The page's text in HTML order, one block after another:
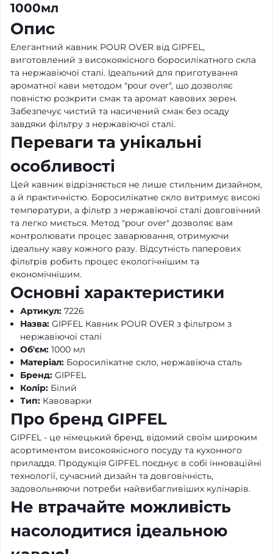
1000мл
Опис
Елегантний кавник POUR OVER від GIPFEL,
виготовлений з високоякісного боросилікатного скла
та нержавіючої сталі. Ідеальний для приготування
ароматної кави методом "pour over", що дозволяє
повністю розкрити смак та аромат кавових зерен.
Забезпечує чистий та насичений смак без осаду
завдяки фільтру з нержавіючої сталі.
Переваги та унікальні
особливості
Цей кавник відрізняється не лише стильним дизайном,
а й практичністю. Боросилікатне скло витримує високі
температури, а фільтр з нержавіючої сталі довговічний
та легко миється. Метод "pour over" дозволяє вам
контролювати процес заварювання, отримуючи
ідеальну каву кожного разу. Відсутність паперових
фільтрів робить процес екологічнішим та
економічнішим.
Основні характеристики
Артикул: 7226
Назва: GIPFEL Кавник POUR OVER з фільтром з
нержавіючої сталі
Об'єм: 1000 мл
Матеріал: Боросилікатне скло, нержавіюча сталь
Бренд: GIPFEL
Колір: Білий
Тип: Кавоварки
Про бренд GIPFEL
GIPFEL - це німецький бренд, відомий своїм широким
асортиментом високоякісного посуду та кухонного
приладдя. Продукція GIPFEL поєднує в собі інноваційні
технології, сучасний дизайн та довговічність,
задовольняючи потреби найвибагливіших кулінарів.
Не втрачайте можливість
насолодитися ідеальною